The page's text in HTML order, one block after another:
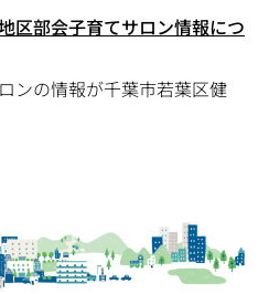
区部会子育てサロン情報につ
ンの情報が千葉市若葉区健